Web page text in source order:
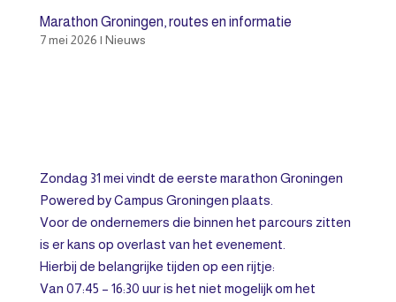
Marathon Groningen, routes en informatie
7 mei 2026 | Nieuws
Zondag 31 mei vindt de eerste marathon Groningen
Powered by Campus Groningen plaats.
Voor de ondernemers die binnen het parcours zitten
is er kans op overlast van het evenement.
Hierbij de belangrijke tijden op een rijtje:
Van 07:45 – 16:30 uur is het niet mogelijk om het